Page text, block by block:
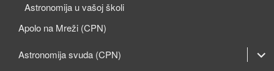
Astronomija u vašoj školi
Apolo na Mreži (CPN)
Astronomija svuda (CPN)